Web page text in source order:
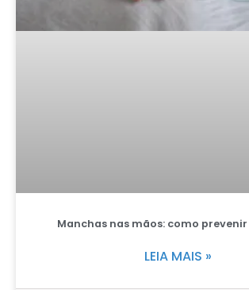
Manchas nas mãos: como
LEIA MAIS »